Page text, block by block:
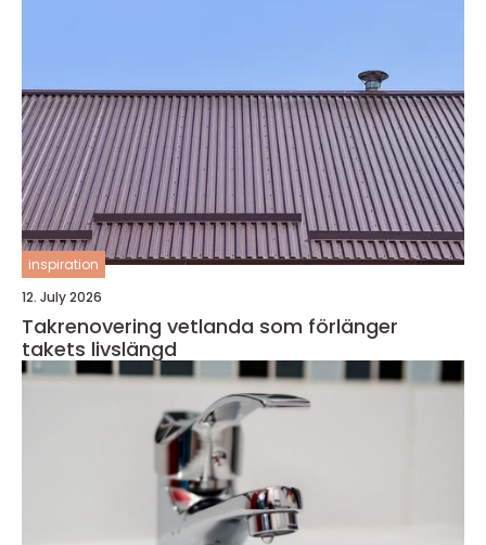
inspiration
12. July 2026
Takrenovering vetlanda som förlänger
takets livslängd